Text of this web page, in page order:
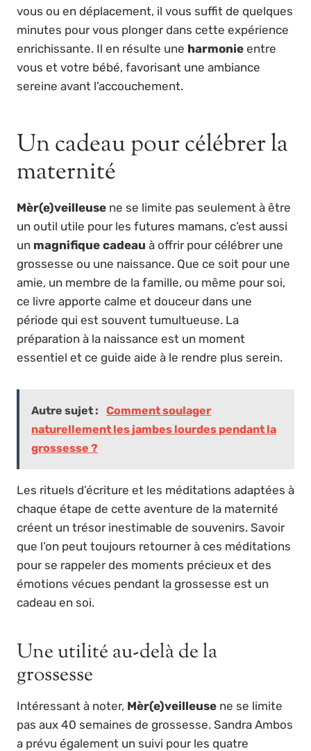
vous ou en déplacement, il vous suffit de quelques
minutes pour vous plonger dans cette expérience
enrichissante. Il en résulte une harmonie entre
vous et votre bébé, favorisant une ambiance
sereine avant l’accouchement.
Un cadeau pour célébrer la
maternité
Mèr(e)veilleuse ne se limite pas seulement à être
un outil utile pour les futures mamans, c’est aussi
un magnifique cadeau à offrir pour célébrer une
grossesse ou une naissance. Que ce soit pour une
amie, un membre de la famille, ou même pour soi,
ce livre apporte calme et douceur dans une
période qui est souvent tumultueuse. La
préparation à la naissance est un moment
essentiel et ce guide aide à le rendre plus serein.
Autre sujet :
Comment soulager
naturellement les jambes lourdes pendant la
grossesse ?
Les rituels d’écriture et les méditations adaptées à
chaque étape de cette aventure de la maternité
créent un trésor inestimable de souvenirs. Savoir
que l’on peut toujours retourner à ces méditations
pour se rappeler des moments précieux et des
émotions vécues pendant la grossesse est un
cadeau en soi.
Une utilité au-delà de la
grossesse
Intéressant à noter, Mèr(e)veilleuse ne se limite
pas aux 40 semaines de grossesse. Sandra Ambos
a prévu également un suivi pour les quatre